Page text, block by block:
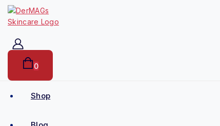
0
Shop